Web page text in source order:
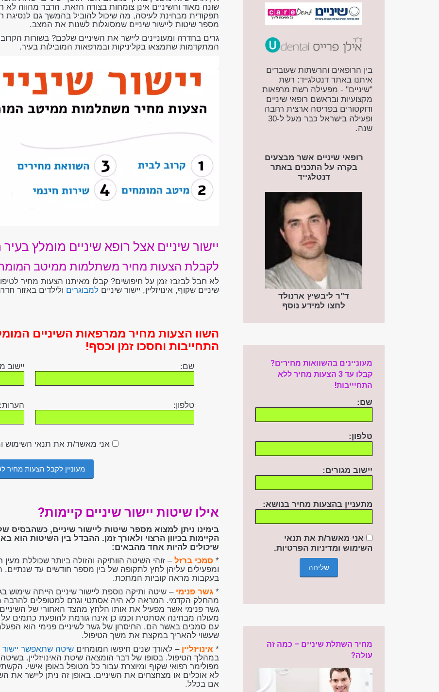
שונה מאוד והשיניים אינן צומחות בצורה הזאת. הדבר מהווה
תפקודית מבחינת לעיסה, מה שיכול להוביל בהמשך גם לנסיגת
מספר שיטות ליישור שיניים שמסוגלות לשנות את המצב.
גרים בחדרה ומעוניינים ליישר את השיניים שלכם? בשורות
המתקדמות שתמצאו בקליניקות ובמרפאות המובילות בעיר.
יישור שיניים אצל רופא שיניים מומלץ
לקבלת הצעות מחיר משתלמות ממיטב
לא חבל לבזבז זמן על חיפושים? קבלו מאיתנו הצעות מחיר
שיניים שקוף, אינויזליין, יישור שינייםלמבוגרים ולילדים באזור
השוו הצעות מחיר ממרפאות השיניים
התחייבות וחסכו זמן וכסף!
שם: יישוב
טלפון: הערות:
אני מאשר/ת את תנאי השימוש
אילו שיטות יישור שיניים קיימות?
בימינו ניתן למצוא מספר שיטות ליישור שיניים, כשהבסיס
הקיימות בכיוון הרצוי ולאורך זמן. ההבדל בין השיטות
שיכולים להיות אחד מהבאים:
* סמכי ברזל – זוהי השיטה הוותיקה והזולה ביותר שכוללת
ומפעילים עליהן לחץ לתקופה של בין מספר חודשים עד
בעקבות מראה קוביות המתכת.
*גשר פנימי – שיטה ותיקה נוספת ליישור שיניים הייתה שימוש
מהחלק הקדמי. המראה לא היה אסתטי וגרם למטופלים להרבה
גשר פנימי אשר מפעיל את אותו הלחץ מהצד האחורי של
מעולה מבחינה אסתטית וכמו כן אינה גורמת להופעת כתמים
עם סמכים באשר הם. החיסרון של גשר לשיניים פנימי הוא
שעשוי להאריך במקצת את משך הטיפול.
* אינויזליין – לאורך שנים חיפשו המומחיםשיטה שתאפשר יישור
במהלך הטיפול. בסופו של דבר הומצאה שיטת האינויזליין.
מפולימר רפואי שקוף ומיוצרת עבור כל מטופל באופן אישי.
לא אוכלים או מצחצחים את השיניים. באופן זה ניתן ליישר את
אם בכלל.
בין הרופאים והרשתות שעובדים
איתנו באתר דנטלגייד: רשת
"שיניים" - מפעילה רשת מרפאות
מקצועיות ובראשם רופאי שיניים
ודוקטורים בפריסה ארצית רחבה
ופעילה בישראל כבר מעל ל-30
שנה.
רופאי שיניים אשר מבצעים
בקרה על התכנים באתר
דנטלגייד
ד"ר ליבשיץ ארנולד
לחצו למידע נוסף
מעוניינים בהשוואות מחירים?
קבלו עד 3 הצעות מחיר ללא
התחיייבות!
שם:
טלפון:
יישוב מגורים:
מתעניין בהצעות מחיר בנושא:
אני מאשר/ת את תנאי
השימוש ומדיניות הפרטיות.
מחיר השתלת שיניים – כמה זה
עולה?